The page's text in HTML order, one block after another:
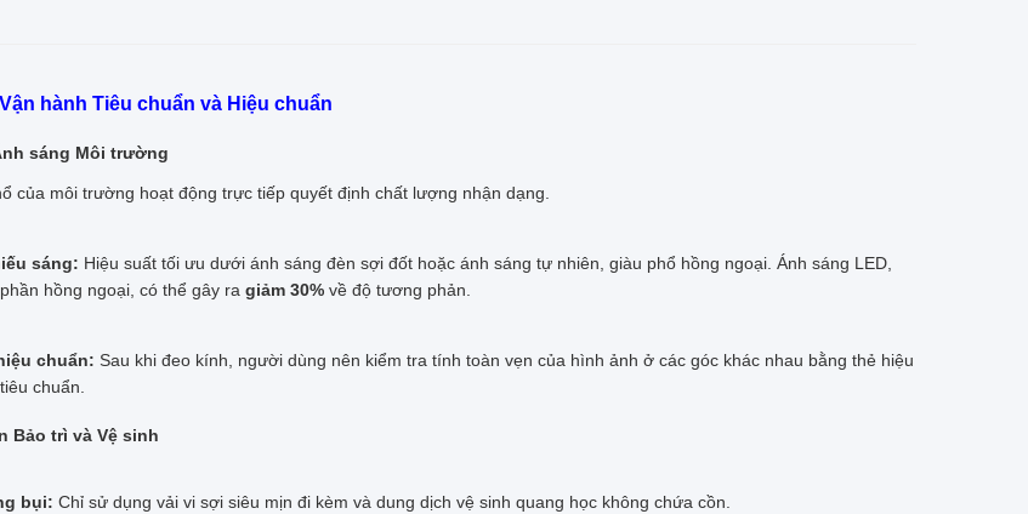
Vận hành Tiêu chuẩn và Hiệu chuẩn
sáng Môi trường
của môi trường hoạt động trực tiếp quyết định chất lượng nhận dạng.
sáng: Hiệu suất tối ưu dưới ánh sáng đèn sợi đốt hoặc ánh sáng tự nhiên, giàu phổ hồng ngoại. Ánh sáng LED,
hồng ngoại, có thể gây ra giảm 30% về độ tương phản.
chuẩn: Sau khi đeo kính, người dùng nên kiểm tra tính toàn vẹn của hình ảnh ở các góc khác nhau bằng thẻ hiệu
chuẩn.
Bảo trì và Vệ sinh
bụi: Chỉ sử dụng vải vi sợi siêu mịn đi kèm và dung dịch vệ sinh quang học không chứa cồn.